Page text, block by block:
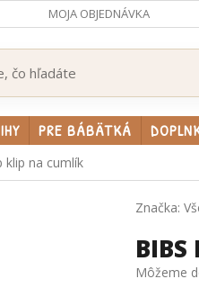
MOJA OBJEDNÁVKA
PRE BÁBÄTKÁ
klip na cumlík
Značka:
Môžeme